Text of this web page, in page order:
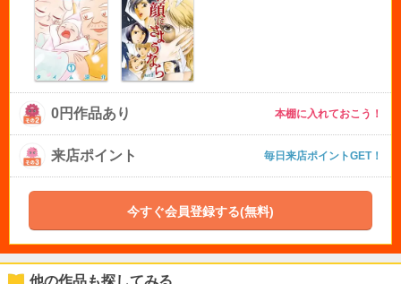
0円作品あり 本棚に入れておこう！
来店ポイント 毎日来店ポイントGET！
今すぐ会員登録する(無料)